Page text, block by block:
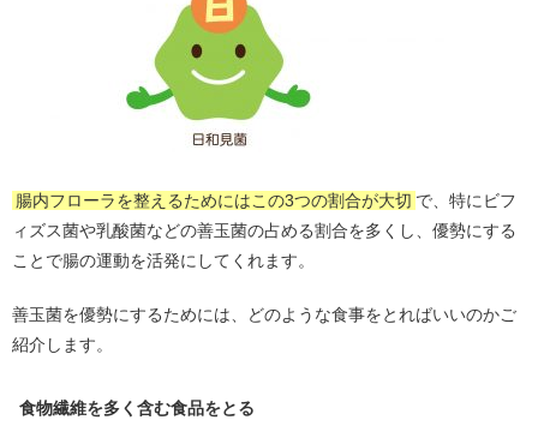
腸内フローラを整えるためにはこの3つの割合が大切 で、特にビフ
ィズス菌や乳酸菌などの善玉菌の占める割合を多くし、優勢にする
ことで腸の運動を活発にしてくれます。
善玉菌を優勢にするためには、どのような食事をとればいいのかご
紹介します。
食物繊維を多く含む食品をとる